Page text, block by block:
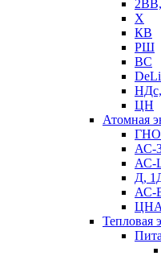
Х
КВ
РШ
ВС
ЦН
Атомная
АС-
Д,
АС-
ЦНА
Тепловая